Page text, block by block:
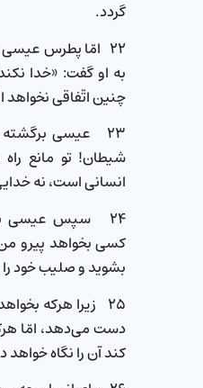
گردد.
۲۲ امّا پطرس
به او گفت: «خدا
چنین اتّفاقی نخواهد
۲۳ عیسی
شیطان! تو مانع
انسانی است، نه
۲۴ سپس عیسی
کسی بخواهد پیرو
بشوید و صلیب خود را
۲۵ زیرا هرکه
دست می‌دهد، امّا
كند آن را نگاه